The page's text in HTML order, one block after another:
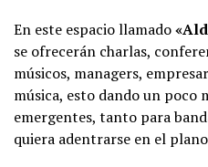
En este espacio llamado
se ofrecerán charlas,
músicos, managers,
música, esto dando un poco
emergentes, tanto para
quiera adentrarse en el